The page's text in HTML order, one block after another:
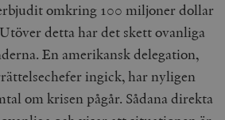
omkring 100 miljoner dollar
detta har det skett ovanliga
En amerikansk delegation,
ingick, har nyligen
om krisen pågår. Sådana direkta